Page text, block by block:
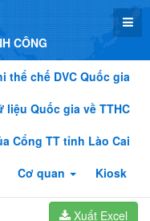
CÔNG
thể chế DVC Quốc gia
liệu Quốc gia về TTHC
Cổng TT tỉnh Lào Cai
Cơ quan Kiosk
Xuất Excel